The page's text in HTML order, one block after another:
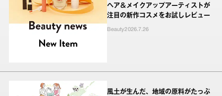
ヘア＆メイクアップアーティストが
注目の新作コスメをお試しレビュー
Beauty2026.7.26
風土が生んだ、地域の原料がたっぷ